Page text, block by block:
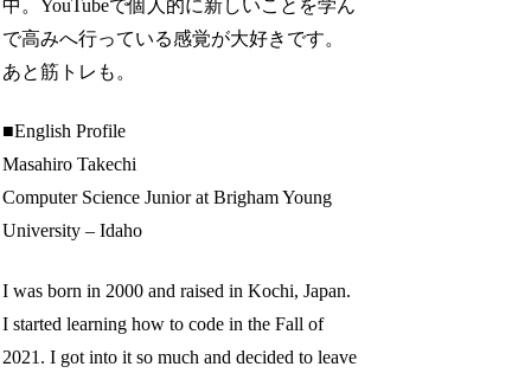
中。YouTubeで個人的に新しいことを学ん
で高みへ行っている感覚が大好きです。
あと筋トレも。
■English Profile
Masahiro Takechi
Computer Science Junior at Brigham Young
University – Idaho
I was born in 2000 and raised in Kochi, Japan.
I started learning how to code in the Fall of
2021. I got into it so much and decided to leave